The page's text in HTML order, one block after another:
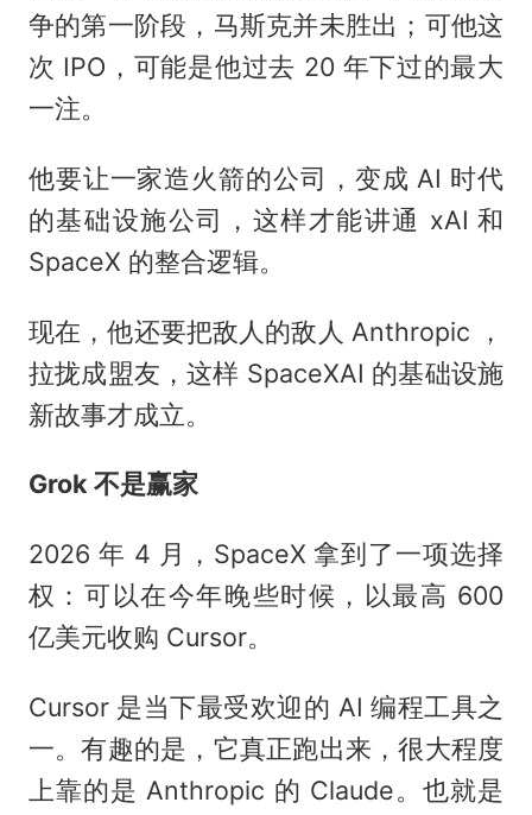
争的第一阶段，马斯克并未胜出；可他这
次 IPO，可能是他过去 20 年下过的最大
一注。
他要让一家造火箭的公司，变成 AI 时代
的基础设施公司，这样才能讲通 xAI 和
SpaceX 的整合逻辑。
现在，他还要把敌人的敌人 Anthropic ，
拉拢成盟友，这样 SpaceXAI 的基础设施
新故事才成立。
Grok 不是赢家
2026 年 4 月，SpaceX 拿到了一项选择
权：可以在今年晚些时候，以最高 600
亿美元收购 Cursor。
Cursor 是当下最受欢迎的 AI 编程工具之
一。有趣的是，它真正跑出来，很大程度
上靠的是 Anthropic 的 Claude。也就是